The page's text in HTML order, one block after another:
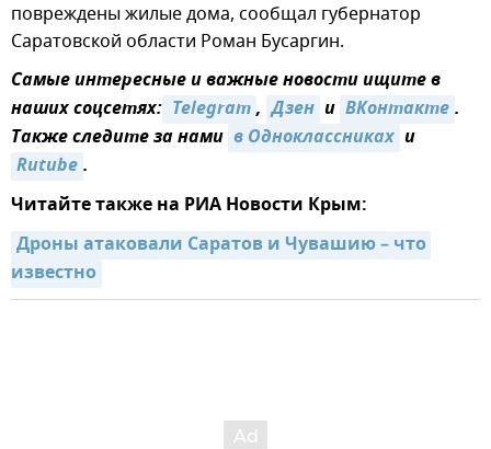
повреждены жилые дома, сообщал губернатор
Саратовской области Роман Бусаргин.
Самые интересные и важные новости ищите в
наших соцсетях: Telegram, Дзен и ВКонтакте.
Также следите за нами в Одноклассниках и
Rutube.
Читайте также на РИА Новости Крым:
Дроны атаковали Саратов и Чувашию – что
известно